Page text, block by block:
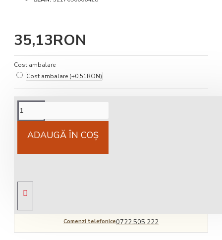
35,13RON
Cost ambalare
Cost ambalare (+0,51RON)
ADAUGĂ ÎN COŞ
Cost livrareNational 25Lei locker 25 lei
Comenzi telefonice0722.505.222